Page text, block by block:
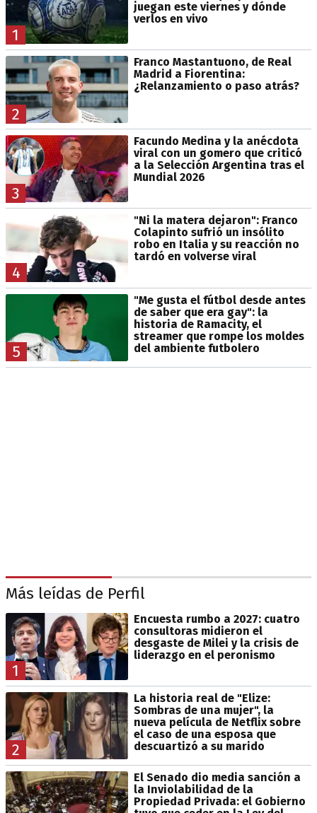
1
juegan este viernes y dónde
verlos en vivo
2
Franco Mastantuono, de Real
Madrid a Fiorentina:
¿Relanzamiento o paso atrás?
3
Facundo Medina y la anécdota
viral con un gomero que criticó
a la Selección Argentina tras el
Mundial 2026
4
"Ni la matera dejaron": Franco
Colapinto sufrió un insólito
robo en Italia y su reacción no
tardó en volverse viral
5
"Me gusta el fútbol desde antes
de saber que era gay": la
historia de Ramacity, el
streamer que rompe los moldes
del ambiente futbolero
Más leídas de Perfil
1
Encuesta rumbo a 2027: cuatro
consultoras midieron el
desgaste de Milei y la crisis de
liderazgo en el peronismo
2
La historia real de "Elize:
Sombras de una mujer", la
nueva película de Netflix sobre
el caso de una esposa que
descuartizó a su marido
El Senado dio media sanción a
la Inviolabilidad de la
Propiedad Privada: el Gobierno